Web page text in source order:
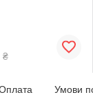
₴
Умови